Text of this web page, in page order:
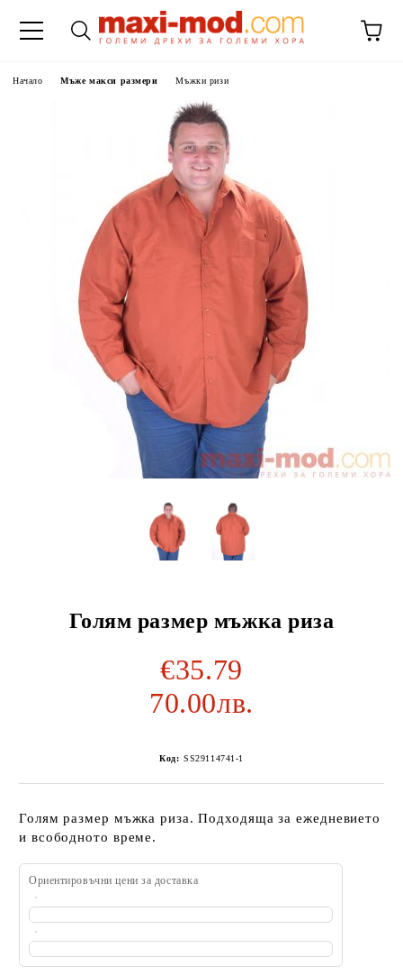
Начало Мъже макси размери Мъжки ризи
Голям размер мъжка риза
€35.79
70.00лв.
Код: SS29114741-1
Голям размер мъжка риза. Подходяща за ежедневието
и всободното време.
Ориентировъчни цени за доставка